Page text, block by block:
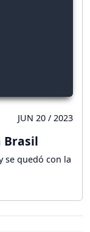
JUN 20 / 2023
Brasil
se quedó con la